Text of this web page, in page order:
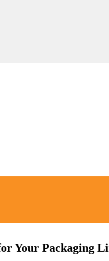
Your Packaging